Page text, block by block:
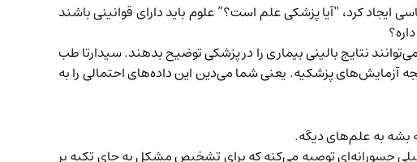
ایجاد کرد، “آیا پزشکی علم است؟” علوم باید دارای قوانینی باشند
نتایج بالینی بیماری را در پزشکی توضیح بدهند. سیدارتا طب
آزمایش‌های پزشکیه. یعنی شما می‌دین این داده‌های احتمالی را به
بشه به علم‌های دیگه.
جسورانه‌ای توصیه می‌کنه که برای تشخیص مشکل به جای تکیه بر